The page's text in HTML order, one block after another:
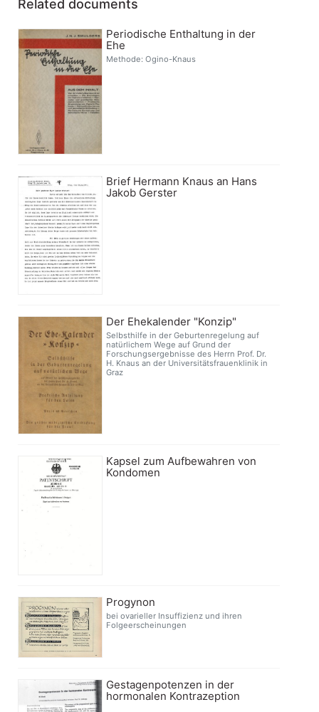
Related documents
Periodische Enthaltung in der
Ehe
Methode: Ogino-Knaus
Brief Hermann Knaus an Hans
Jakob Gerster
Der Ehekalender "Konzip"
Selbsthilfe in der Geburtenregelung auf
natürlichem Wege auf Grund der
Forschungsergebnisse des Herrn Prof. Dr.
H. Knaus an der Universitätsfrauenklinik in
Graz
Kapsel zum Aufbewahren von
Kondomen
Progynon
bei ovarieller Insuffizienz und ihren
Folgeerscheinungen
Gestagenpotenzen in der
hormonalen Kontrazeption